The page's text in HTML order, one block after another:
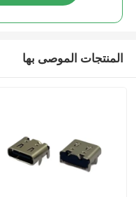
المنتجات الموصى بها